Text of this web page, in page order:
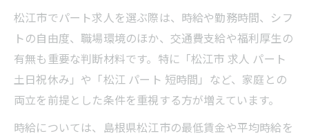
松江市でパート求人を選ぶ際は、時給や勤務時間、シフ
トの自由度、職場環境のほか、交通費支給や福利厚生の
有無も重要な判断材料です。特に「松江市 求人 パート
土日祝休み」や「松江 パート 短時間」など、家庭との
両立を前提とした条件を重視する方が増えています。
時給については、島根県松江市の最低賃金や平均時給を